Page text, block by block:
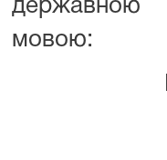
державною
мовою: